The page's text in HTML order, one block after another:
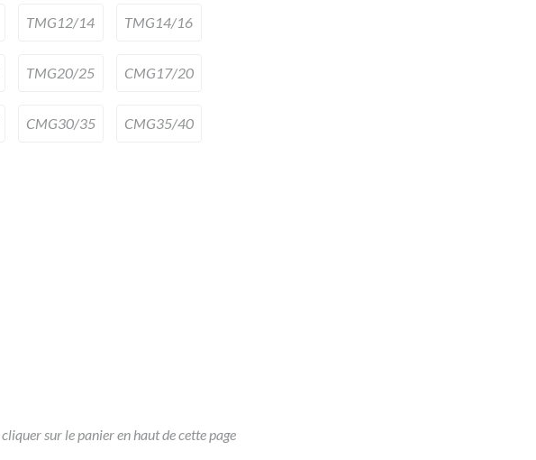
TMG12/14 TMG14/16
TMG20/25 CMG17/20
CMG30/35 CMG35/40
sur le panier en haut de cette page